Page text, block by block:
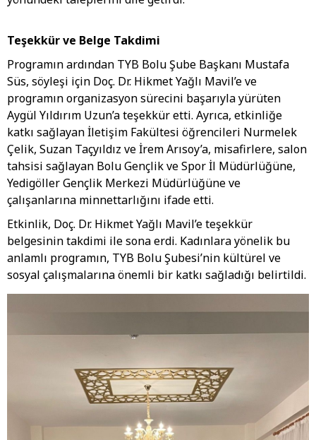
Teşekkür ve Belge Takdimi
Programın ardından TYB Bolu Şube Başkanı Mustafa
Süs, söyleşi için Doç. Dr. Hikmet Yağlı Mavil’e ve
programın organizasyon sürecini başarıyla yürüten
Aygül Yıldırım Uzun’a teşekkür etti. Ayrıca, etkinliğe
katkı sağlayan İletişim Fakültesi öğrencileri Nurmelek
Çelik, Suzan Taçyıldız ve İrem Arısoy’a, misafirlere, salon
tahsisi sağlayan Bolu Gençlik ve Spor İl Müdürlüğüne,
Yedigöller Gençlik Merkezi Müdürlüğüne ve
çalışanlarına minnettarlığını ifade etti.
Etkinlik, Doç. Dr. Hikmet Yağlı Mavil’e teşekkür
belgesinin takdimi ile sona erdi. Kadınlara yönelik bu
anlamlı programın, TYB Bolu Şubesi’nin kültürel ve
sosyal çalışmalarına önemli bir katkı sağladığı belirtildi.